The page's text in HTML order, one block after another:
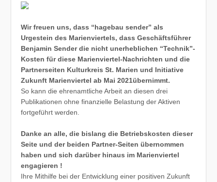
Wir freuen uns, dass “hagebau sender” als
Urgestein des Marienviertels, dass Geschäftsführer
Benjamin Sender die nicht unerheblichen “Technik”-
Kosten für diese Marienviertel-Nachrichten und die
Partnerseiten Kulturkreis St. Marien und Initiative
Zukunft Marienviertel ab Mai 2021übernimmt.
So kann die ehrenamtliche Arbeit an diesen drei
Publikationen ohne finanzielle Belastung der Aktiven
fortgeführt werden.
Danke an alle, die bislang die Betriebskosten dieser
Seite und der beiden Partner-Seiten übernommen
haben und sich darüber hinaus im Marienviertel
engagieren !
Ihre Mithilfe bei der Entwicklung einer positiven Zukunft